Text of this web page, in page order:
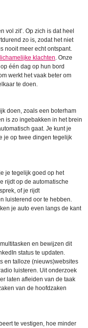
vol zit’. Op zich is dat heel
zo is, zodat het niet
nooit meer echt ontspant.
lichamelijke klachten. Onze
één dag op hun bord
werkt het vaak beter om
te doen.
doen, zoals een boterham
is zo ingebakken in het brein
gaat. Je kunt je
je op twee dingen tegelijk
je tegelijk goed op het
rijdt op de automatische
of je rijdt
luisterend oor te hebben.
je auto even langs de kant
en bewijzen dit
status te updaten.
en talloze (nieuws)websites
luisteren. Uit onderzoek
laten afleiden van de taak
van de hoofdzaken
te vestigen, hoe minder